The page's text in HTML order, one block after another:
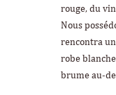
rouge, du
Nous
rencontra
robe
brume au-